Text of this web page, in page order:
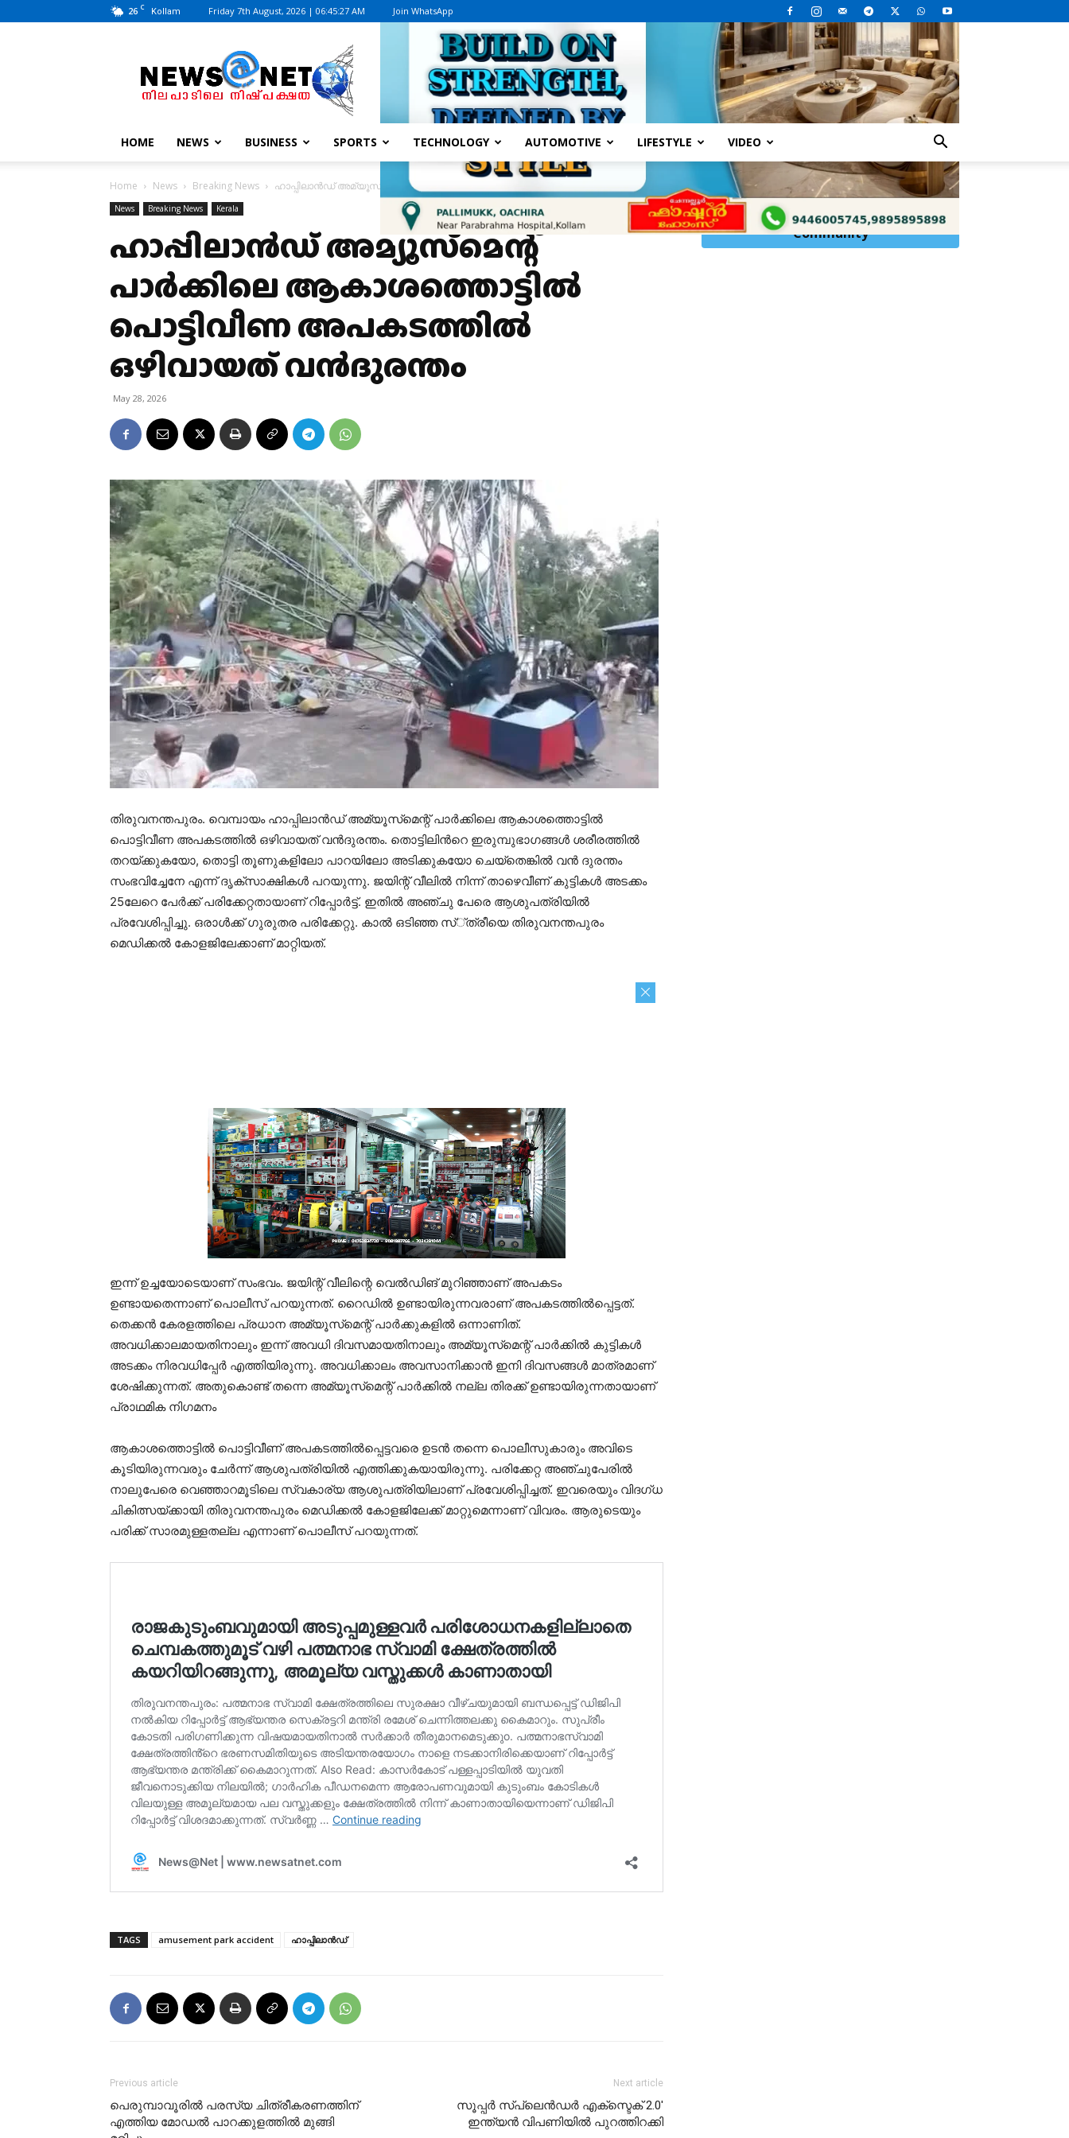
26 C Kollam Friday 7th August, 2026 | 06:45:27 AM Join WhatsApp
News@Net
|
www.newsatnet.com
HOME NEWS BUSINESS SPORTS TECHNOLOGY AUTOMOTIVE LIFESTYLE VIDEO
Home News Breaking News ഹാപ്പിലാന്‍ഡ് അമ്യൂസ്‌മെന്റ് പാര്‍ക്കിലെ ആകാശത്തൊട്ടില്‍ പൊട്ടിവീണ അപകടത്തില്‍ ഒഴിവായത് വന്‍ദുരന്തം
News Breaking News Kerala
ഹാപ്പിലാന്‍ഡ് അമ്യൂസ്‌മെന്റ്
പാര്‍ക്കിലെ ആകാശത്തൊട്ടില്‍
പൊട്ടിവീണ അപകടത്തില്‍
ഒഴിവായത് വന്‍ദുരന്തം
May 28, 2026
തിരുവനന്തപുരം. വെമ്പായം ഹാപ്പിലാന്‍ഡ് അമ്യൂസ്‌മെന്റ് പാര്‍ക്കിലെ ആകാശത്തൊട്ടില്‍
പൊട്ടിവീണ അപകടത്തില്‍ ഒഴിവായത് വന്‍ദുരന്തം. തൊട്ടിലിന്‍റെ ഇരുമ്പുഭാഗങ്ങള്‍ ശരീരത്തില്‍
തറയ്ക്കുകയോ, തൊട്ടി തൂണുകളിലോ പാറയിലോ അടിക്കുകയോ ചെയ്തെങ്കില്‍ വന്‍ ദുരന്തം
സംഭവിച്ചേനേ എന്ന് ദൃക്സാക്ഷികള്‍ പറയുന്നു. ജയിന്റ് വീലില്‍ നിന്ന് താഴെവീണ് കുട്ടികള്‍ അടക്കം
25ലേറെ പേര്‍ക്ക് പരിക്കേറ്റതായാണ് റിപ്പോര്‍ട്ട്. ഇതില്‍ അഞ്ചു പേരെ ആശുപത്രിയില്‍
പ്രവേശിപ്പിച്ചു. ഒരാള്‍ക്ക് ഗുരുതര പരിക്കേറ്റു. കാല്‍ ഒടിഞ്ഞ സ്്ത്രീയെ തിരുവനന്തപുരം
മെഡിക്കല്‍ കോളജിലേക്കാണ് മാറ്റിയത്.
ഇന്ന് ഉച്ചയോടെയാണ് സംഭവം. ജയിന്റ് വീലിന്റെ വെല്‍ഡിങ് മുറിഞ്ഞാണ് അപകടം
ഉണ്ടായതെന്നാണ് പൊലീസ് പറയുന്നത്. റൈഡില്‍ ഉണ്ടായിരുന്നവരാണ് അപകടത്തില്‍പ്പെട്ടത്.
തെക്കന്‍ കേരളത്തിലെ പ്രധാന അമ്യൂസ്‌മെന്റ് പാര്‍ക്കുകളില്‍ ഒന്നാണിത്.
അവധിക്കാലമായതിനാലും ഇന്ന് അവധി ദിവസമായതിനാലും അമ്യൂസ്‌മെന്റ് പാര്‍ക്കില്‍ കുട്ടികള്‍
അടക്കം നിരവധിപ്പേര്‍ എത്തിയിരുന്നു. അവധിക്കാലം അവസാനിക്കാന്‍ ഇനി ദിവസങ്ങള്‍ മാത്രമാണ്
ശേഷിക്കുന്നത്. അതുകൊണ്ട് തന്നെ അമ്യൂസ്‌മെന്റ് പാര്‍ക്കില്‍ നല്ല തിരക്ക് ഉണ്ടായിരുന്നതായാണ്
പ്രാഥമിക നിഗമനം
ആകാശത്തൊട്ടില്‍ പൊട്ടിവീണ് അപകടത്തില്‍പ്പെട്ടവരെ ഉടന്‍ തന്നെ പൊലീസുകാരും അവിടെ
കൂടിയിരുന്നവരും ചേര്‍ന്ന് ആശുപത്രിയില്‍ എത്തിക്കുകയായിരുന്നു. പരിക്കേറ്റ അഞ്ചുപേരില്‍
നാലുപേരെ വെഞ്ഞാറമൂടിലെ സ്വകാര്യ ആശുപത്രിയിലാണ് പ്രവേശിപ്പിച്ചത്. ഇവരെയും വിദഗ്ധ
ചികിത്സയ്ക്കായി തിരുവനന്തപുരം മെഡിക്കല്‍ കോളജിലേക്ക് മാറ്റുമെന്നാണ് വിവരം. ആരുടെയും
പരിക്ക് സാരമുള്ളതല്ല എന്നാണ് പൊലീസ് പറയുന്നത്.
TAGS amusement park accident ഹാപ്പിലാന്‍ഡ്
Previous article
പെരുമ്പാവൂരില്‍ പരസ്യ ചിത്രീകരണത്തിന്
എത്തിയ മോഡല്‍ പാറക്കുളത്തിൽ മുങ്ങി
Next article
സൂപ്പര്‍ സ്പ്ലെന്‍ഡര്‍ എക്സ്ടെക് 2.0′
ഇന്ത്യന്‍ വിപണിയില്‍ പുറത്തിറക്കി
Click Here toJoinWhatsApp
Community